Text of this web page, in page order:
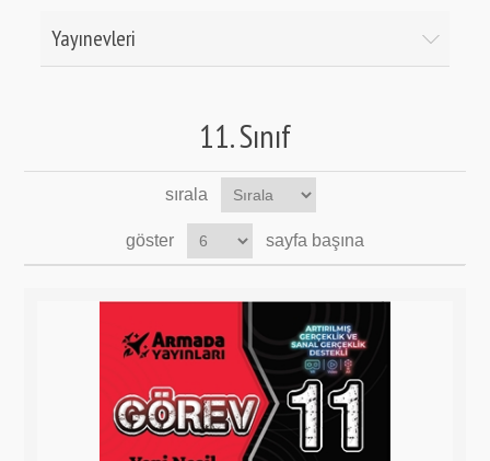
Yayınevleri
11. Sınıf
sırala
göster sayfa başına